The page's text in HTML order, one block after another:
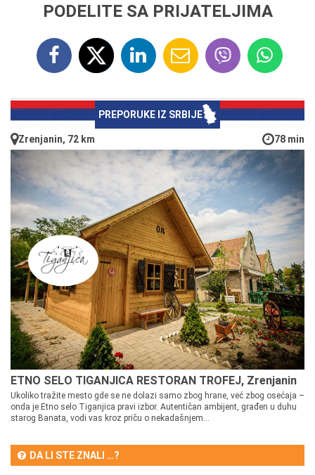
PODELITE SA PRIJATELJIMA
PREPORUKE IZ SRBIJE
Zrenjanin, 72 km 78 min
ETNO SELO TIGANJICA RESTORAN TROFEJ, Zrenjanin
Ukoliko tražite mesto gde se ne dolazi samo zbog hrane, već zbog osećaja –
onda je Etno selo Tiganjica pravi izbor. Autentičan ambijent, građen u duhu
starog Banata, vodi vas kroz priču o nekadašnjem...
DA LI STE ZNALI …?